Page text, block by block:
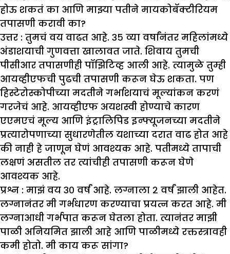
होऊ शकतं का आणि माझ् या पतीने मायकोबॅक्टीरियम
तपासणी करावी का?
उत्तर : तुमचं वय वाढत आहे. ३५ व्या वर्षांनंतर महिलांमध्ये
अंडाशयाची गुणवत्ता खालावत जाते. शिवाय तुमची
पीसीआर तपासणीही पॉझिटिव्ह आली आहे. त्यामुळे तुम्ही
आयव्हीएफची पुढची तपासणी करून घेऊ शकता. पण
हिस्टेरोस्कोपीच्या मदतीने गर्भाशयाचं मूल्यांकन करणं
गरजेचं आहे. आयव्हीएफ अयशस्वी होण्याचे कारण
एएमएचं मूल्य आणि इंट्रालिपिड इन्फ्यूजनच्या मदतीने
प्रत्यारोपणाच्या सुधारणेतील यशाच्या दरात वाढ होत आहे
की नाही हे जाणून घेणं आवश्यक आहे. पतीमध्ये तापाची
लक्षणं असतील तर त्यांचीही तपासणी करून घेणे
आवश्यक आहे.
प्रश्न : माझंवय ३० वर्षं आहे. लग्नाला २ वर्षंझाली आहेत.
लग्नानंतर मी गर्भधारण करण्याचा प्रयत्न करत आहे. मी
लग्नाआधी गर्भपात करून घेतला होता. त्यानंतर माझी
पाळी अनियमित झाली आहे आणि पाळीमध्ये रक्तस्त्रावही
कमी होतो. मी काय करू सांगा?